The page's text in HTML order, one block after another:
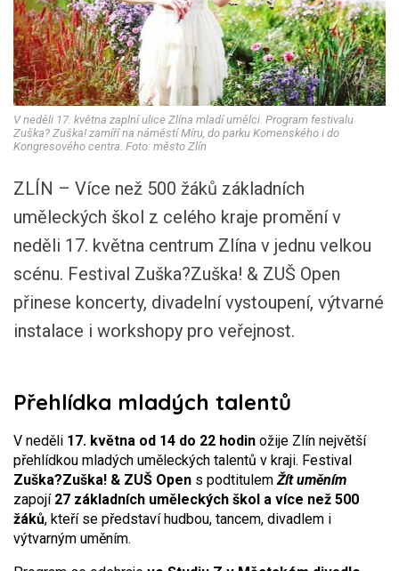
V neděli 17. května zaplní ulice Zlína mladí umělci. Program festivalu
Zuška? Zuška! zamíří na náměstí Míru, do parku Komenského i do
Kongresového centra. Foto: město Zlín
ZLÍN – Více než 500 žáků základních
uměleckých škol z celého kraje promění v
neděli 17. května centrum Zlína v jednu velkou
scénu. Festival Zuška?Zuška! & ZUŠ Open
přinese koncerty, divadelní vystoupení, výtvarné
instalace i workshopy pro veřejnost.
Přehlídka mladých talentů
V neděli 17. května od 14 do 22 hodin ožije Zlín největší
přehlídkou mladých uměleckých talentů v kraji. Festival
Zuška?Zuška! & ZUŠ Open s podtitulemŽít uměním
zapojí 27 základních uměleckých škol a více než 500
žáků, kteří se představí hudbou, tancem, divadlem i
výtvarným uměním.